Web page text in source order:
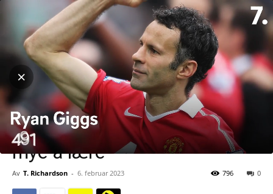
Hjem Fotball
Fotball Premier League
Guardiola minner oss på at
en 22-årig superstjerne
fortsatt har veldig, veldig
mye å lære
Av T. Richardson - 6. februar 2023 0
796